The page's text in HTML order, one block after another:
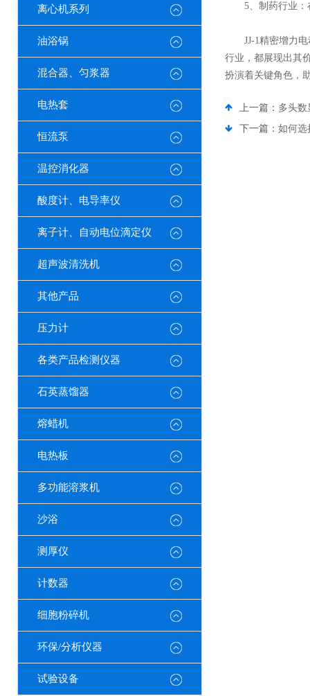
离心机系列
油浴锅
混合器、匀浆器
电热套
恒流泵
温控消化器
酸度计、电导率仪
离子计、自动电位滴定仪
超声波清洗机
其他产品
压力计
各类产品检测仪器
石英蒸馏器
熔蜡机
电热板
多功能溶浆机
沙浴
测厚仪
计数器
细胞粉碎机
环保/分析仪器
试验设备
5、制药行业：在
JJ-1精密增力电
行业，都展现出其
扮演着关键角色，
上一篇： 多头数
下一篇： 如何选